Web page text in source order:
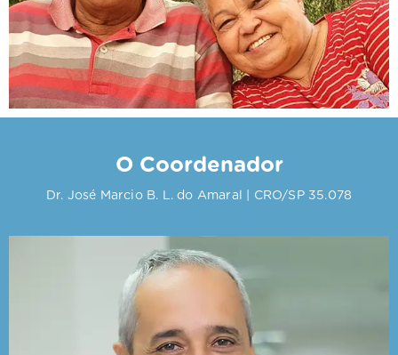
O Coordenador
Dr. José Marcio B. L. do Amaral | CRO/SP 35.078